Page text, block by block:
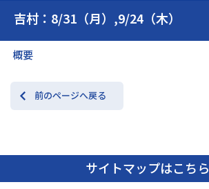
交通アクセス
吉村：8/31（月）,9/24（木）
概要
前のページへ戻る
サイトマップはこちら